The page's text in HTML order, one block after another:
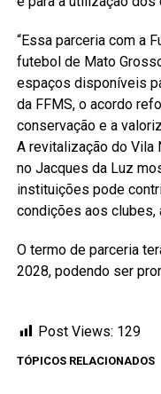
“Essa parceria com a
futebol de Mato
espaços disponíveis
da FFMS, o acordo
conservação e a
A revitalização do Vila
no Jacques da Luz
instituições pode
condições aos clubes,
O termo de parceria
2028, podendo ser
Post Views: 129
TÓPICOS RELACIONADOS